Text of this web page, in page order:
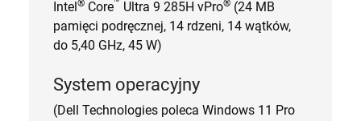
Intel ®Core™ Ultra 9 285H vPro®(24 MB
pamięci podręcznej, 14 rdzeni, 14 wątków,
do 5,40 GHz, 45 W)
System operacyjny
(Dell Technologies poleca Windows 11 Pro